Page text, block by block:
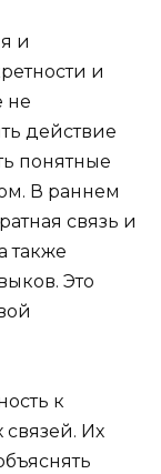
и
и
не
действие
понятные
В раннем
связь и
также
Это
к
Их